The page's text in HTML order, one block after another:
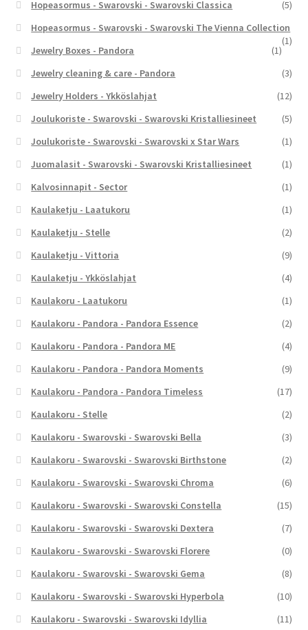
Hopeasormus - Swarovski - Swarovski Classica
(5)
Hopeasormus - Swarovski - Swarovski The Vienna Collection
(1)
Jewelry Boxes - Pandora
(1)
Jewelry cleaning & care - Pandora
(3)
Jewelry Holders - Ykköslahjat
(12)
Joulukoriste - Swarovski - Swarovski Kristalliesineet
(5)
Joulukoriste - Swarovski - Swarovski x Star Wars
(1)
Juomalasit - Swarovski - Swarovski Kristalliesineet
(1)
Kalvosinnapit - Sector
(1)
Kaulaketju - Laatukoru
(1)
Kaulaketju - Stelle
(2)
Kaulaketju - Vittoria
(9)
Kaulaketju - Ykköslahjat
(4)
Kaulakoru - Laatukoru
(1)
Kaulakoru - Pandora - Pandora Essence
(2)
Kaulakoru - Pandora - Pandora ME
(4)
Kaulakoru - Pandora - Pandora Moments
(9)
Kaulakoru - Pandora - Pandora Timeless
(17)
Kaulakoru - Stelle
(2)
Kaulakoru - Swarovski - Swarovski Bella
(3)
Kaulakoru - Swarovski - Swarovski Birthstone
(2)
Kaulakoru - Swarovski - Swarovski Chroma
(6)
Kaulakoru - Swarovski - Swarovski Constella
(15)
Kaulakoru - Swarovski - Swarovski Dextera
(7)
Kaulakoru - Swarovski - Swarovski Florere
(0)
Kaulakoru - Swarovski - Swarovski Gema
(8)
Kaulakoru - Swarovski - Swarovski Hyperbola
(10)
Kaulakoru - Swarovski - Swarovski Idyllia
(11)